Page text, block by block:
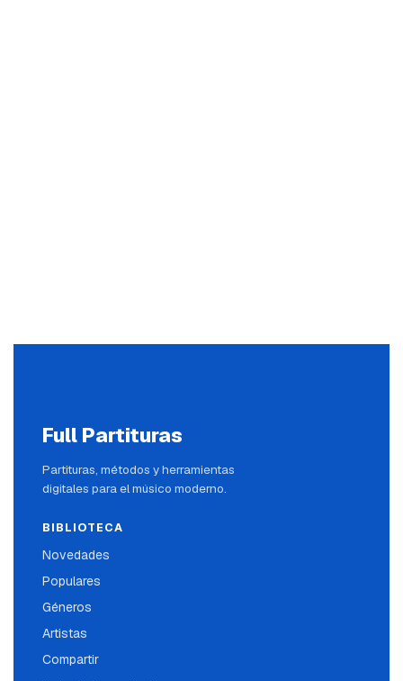
Full Partituras
Partituras, métodos y herramientas
digitales para el músico moderno.
BIBLIOTECA
Novedades
Populares
Géneros
Artistas
Compartir